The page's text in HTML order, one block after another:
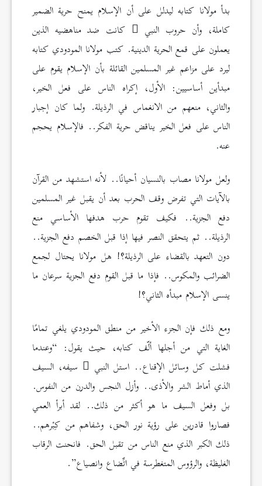
بدأ مولانا كتابه ليدلل على أن الإسلام يمنح حرية الضمير
كاملة، وأن حروب النبي
كانت ضد مناهضيه الذين
يعملون على قمع الحرية الدينية. كتب مولانا المودودي كتابه
ليرد على مزاعم غير المسلمين القائلة بأن الإسلام يقوم على
مبدأين أساسيين: الأول، إكراه الناس على فعل الخير،
والثاني، منعهم من الانغماس في الرذيلة. ولما كان إجبار
الناس على فعل الخير يناقض حرية الفكر.. فالإسلام يحجم
عنه.
ولعل مولانا مصاب بالنسيان أحيانًا.. لأنه استشهد من القرآن
بالآيات التي تفرض وقف الحرب بعد أن يقبل غير المسلمين
دفع الجزية.. فكيف تقوم حرب هدفها الأساسي منع
الرذيلة.. ثم يتحقق النصر فيها إذا قبل الخصم دفع الجزية..
دون التعهد بالقضاء على الرذيلة؟! هل مولانا يحتال لجمع
الضرائب والمكوس.. فإذا ما قبل القوم دفع الجزية سرعان ما
ينسى الإسلام مبدأه الثاني؟!
ومع ذلك فإن الجزء الأخير من منطق المودودي يلغي تمامًا
الغاية التي من أجلها ألّف كتابه، حيث يقول: “وعندما
فشلت كل وسائل الإقناع.. استل النبي
سيفه، السيف
الذي أماط الشر والأذى.. وأزل النجس والدرن من النفوس.
بل وفعل السيف ما هو أكثر من ذلك.. لقد أبرأ العمي
فصاروا قادرين على رؤية نور الحق، وشفاهم من كِبْرهم..
ذلك الكبر الذي منع الناس من تقبل الحق. فانحنت الرقاب
الغليظة، والرؤوس المتغطرسة في اتِّضاع وانصياع”.